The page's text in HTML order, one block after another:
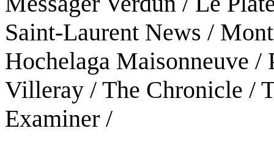
Saint-Laurent News /
Hochelaga Maisonneuve /
Villeray / The Chronicle /
Examiner /